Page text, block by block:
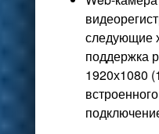
следующие
поддержка
1920х1080